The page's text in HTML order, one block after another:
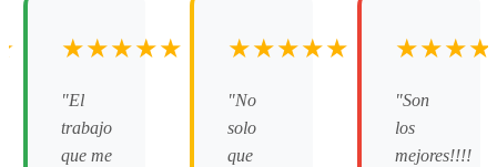
★★★★★
"El
trabajo
que me
★★★★★
"No
solo
que
"Son
los
mejores!!!!